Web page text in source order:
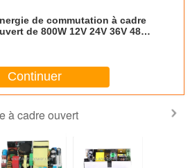
de commutation à cadre
de 800W 12V 24V 36V 48V
Continuer
à cadre ouvert